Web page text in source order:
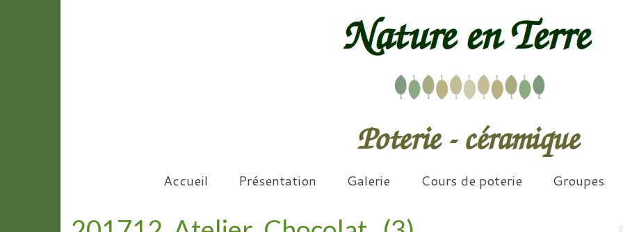
Accueil Présentation Galerie Cours de poterie Groupes